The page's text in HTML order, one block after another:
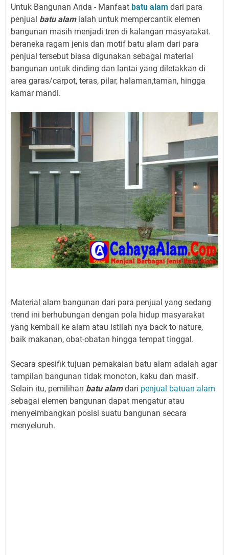
Untuk Bangunan Anda - Manfaat batu alam dari para
penjual batu alamialah untuk mempercantik elemen
bangunan masih menjadi tren di kalangan masyarakat.
beraneka ragam jenis dan motif batu alam dari para
penjual tersebut biasa digunakan sebagai material
bangunan untuk dinding dan lantai yang diletakkan di
area garas/carpot, teras, pilar, halaman,taman, hingga
kamar mandi.
Material alam bangunan dari para penjual yang sedang
trend ini berhubungan dengan pola hidup masyarakat
yang kembali ke alam atau istilah nya back to nature,
baik makanan, obat-obatan hingga tempat tinggal.
Secara spesifik tujuan pemakaian batu alam adalah agar
tampilan bangunan tidak monoton, kaku dan masif.
Selain itu, pemilihan batu alamdari penjual batuan alam
sebagai elemen bangunan dapat mengatur atau
menyeimbangkan posisi suatu bangunan secara
menyeluruh.